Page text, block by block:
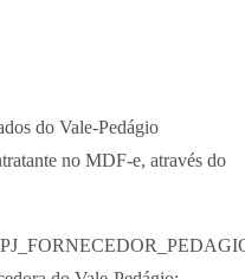
do Vale-Pedágio
no MDF-e, através do